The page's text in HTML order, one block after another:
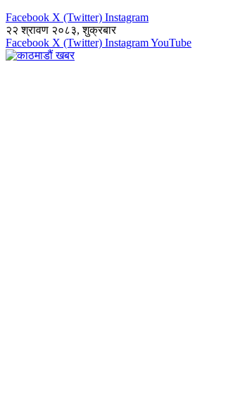
Facebook X (Twitter) Instagram
२२ श्रावण २०८३, शुक्रबार
Facebook X (Twitter) InstagramYouTube